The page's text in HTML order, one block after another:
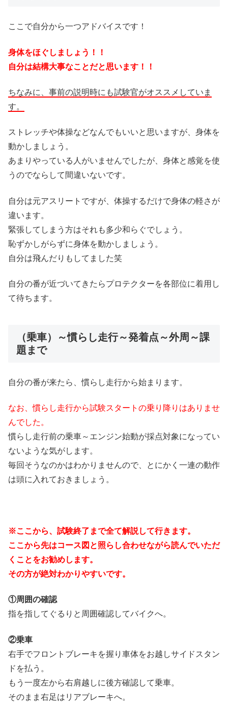
ここで自分から一つアドバイスです！
身体をほぐしましょう！！
自分は結構大事なことだと思います！！
ちなみに、事前の説明時にも試験官がオススメしていま
す。
ストレッチや体操などなんでもいいと思いますが、身体を
動かしましょう。
あまりやっている人がいませんでしたが、身体と感覚を使
うのでならして間違いないです。
自分は元アスリートですが、体操するだけで身体の軽さが
違います。
緊張してしまう方はそれも多少和らぐでしょう。
恥ずかしがらずに身体を動かしましょう。
自分は飛んだりもしてました笑
自分の番が近づいてきたらプロテクターを各部位に着用し
て待ちます。
（乗車）～慣らし走行～発着点～外周～課
題まで
自分の番が来たら、慣らし走行から始まります。
なお、慣らし走行から試験スタートの乗り降りはありませ
んでした。
慣らし走行前の乗車～エンジン始動が採点対象になってい
ないような気がします。
毎回そうなのかはわかりませんので、とにかく一連の動作
は頭に入れておきましょう。
※ここから、試験終了まで全て解説して行きます。
ここから先はコース図と照らし合わせながら読んでいただ
くことをお勧めします。
その方が絶対わかりやすいです。
①周囲の確認
指を指してぐるりと周囲確認してバイクへ。
②乗車
右手でフロントブレーキを握り車体をお越しサイドスタン
ドを払う。
もう一度左から右肩越しに後方確認して乗車。
そのまま右足はリアブレーキへ。